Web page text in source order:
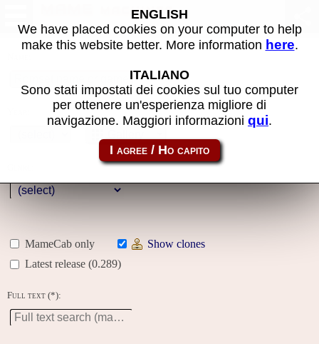
MAME machines
MameCab only
Show clones
Latest release (0.289)
Full text (*):
ENGLISH
We have placed cookies on your computer to help
make this website better. More information here.
ITALIANO
Sono stati impostati dei cookies sul tuo computer
per ottenere un'esperienza migliore di
navigazione. Maggiori informazioni qui.